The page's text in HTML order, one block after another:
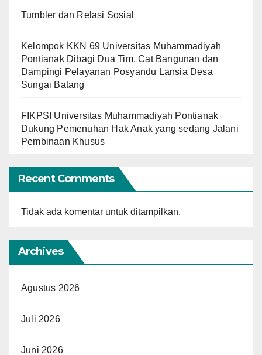
Tumbler dan Relasi Sosial
Kelompok KKN 69 Universitas Muhammadiyah
Pontianak Dibagi Dua Tim, Cat Bangunan dan
Dampingi Pelayanan Posyandu Lansia Desa
Sungai Batang
FIKPSI Universitas Muhammadiyah Pontianak
Dukung Pemenuhan Hak Anak yang sedang Jalani
Pembinaan Khusus
Recent Comments
Tidak ada komentar untuk ditampilkan.
Archives
Agustus 2026
Juli 2026
Juni 2026